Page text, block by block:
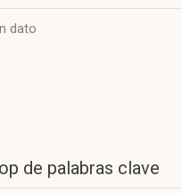
dato
de palabras clave